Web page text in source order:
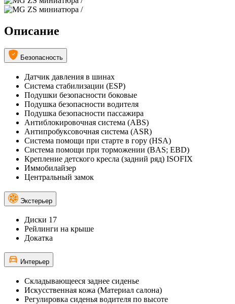
Описание
Безопасность
Датчик давления в шинах
Система стабилизации (ESP)
Подушки безопасности боковые
Подушка безопасности водителя
Подушка безопасности пассажира
Антиблокировочная система (ABS)
Антипробуксовочная система (ASR)
Система помощи при старте в гору (HSA)
Система помощи при торможении (BAS; EBD)
Крепление детского кресла (задний ряд) ISOFIX
Иммобилайзер
Центральный замок
Экстерьер
Диски 17
Рейлинги на крыше
Докатка
Интерьер
Складывающееся заднее сиденье
Искусственная кожа (Материал салона)
Регулировка сиденья водителя по высоте